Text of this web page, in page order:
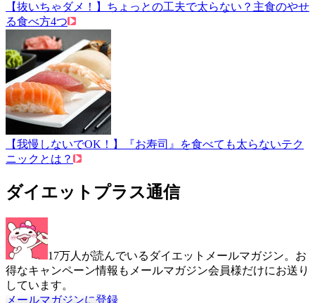
【抜いちゃダメ！】ちょっとの工夫で太らない？主食のやせ
る食べ方4つ
【我慢しないでOK！】『お寿司』を食べても太らないテク
ニックとは？
ダイエットプラス通信
17万人が読んでいるダイエットメールマガジン。お
得なキャンペーン情報もメールマガジン会員様だけにお送り
しています。
メールマガジンに登録